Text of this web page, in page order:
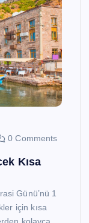
0 Comments
Kısa
Günü’nü 1
için kısa